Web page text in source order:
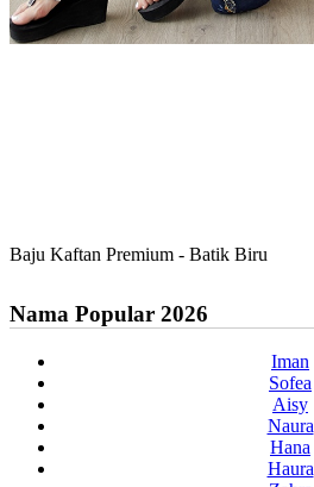
Baju Kaftan Premium - Batik Biru
Nama Popular 2026
Iman
Sofea
Aisy
Naura
Hana
Haura